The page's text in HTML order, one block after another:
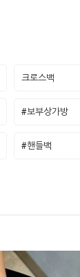
크로스백
#보부상가방
#핸들백